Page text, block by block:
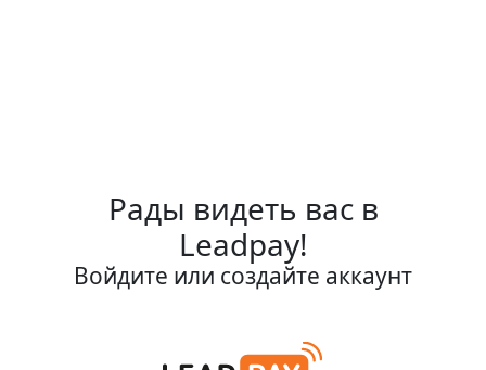
Рады видеть вас в
Leadpay!
Войдите или создайте аккаунт